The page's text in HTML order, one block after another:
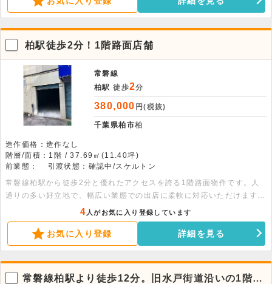
柏駅徒歩2分！1階路面店舗
常磐線
柏駅 徒歩2分
380,000 円(税抜)
千葉県柏市柏
造作価格：造作なし
階層/面積：1階 / 37.69㎡(11.40坪)
前業態：
引渡状態：確認中/スケルトン
常磐線柏駅から徒歩2分と優れたアクセスを誇る1階路面物件です。人
通りの多い好立地で、幅広い業態での出店に柔軟に対応いただけます。
ぜひお気軽にお問い合わせください。
4 人がお気に入り登録しています
お気に入り登録 詳細を見る
常磐線柏駅より徒歩12分。旧水戸街道沿いの1階路